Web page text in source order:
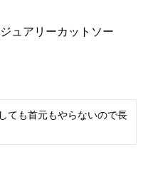
ュアリーカットソー
ても首元もやらないので長